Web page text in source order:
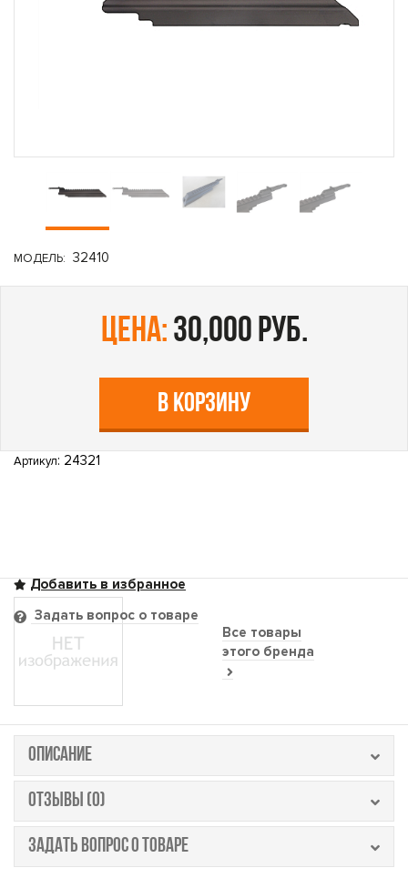
МОДЕЛЬ: 32410
цена: 30,000 руб.
В КОРЗИНУ
Артикул: 24321
Все товары
этого бренда
Задать вопрос о товаре
ОПИСАНИЕ
ОТЗЫВЫ (0)
ЗАДАТЬ ВОПРОС О ТОВАРЕ